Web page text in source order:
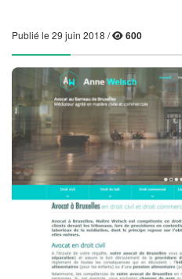
Publié le 29 juin 2018 / 600